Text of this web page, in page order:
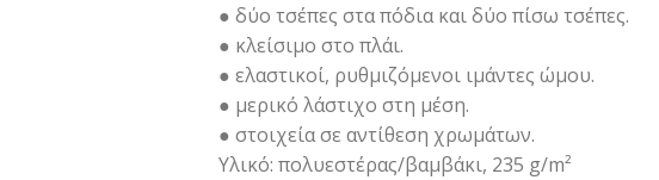
● δύο τσέπες στα πόδια και δύο πίσω τσέπες.
● κλείσιμο στο πλάι.
● ελαστικοί, ρυθμιζόμενοι ιμάντες ώμου.
● μερικό λάστιχο στη μέση.
● στοιχεία σε αντίθεση χρωμάτων.
Υλικό: πολυεστέρας/βαμβάκι, 235 g/m²